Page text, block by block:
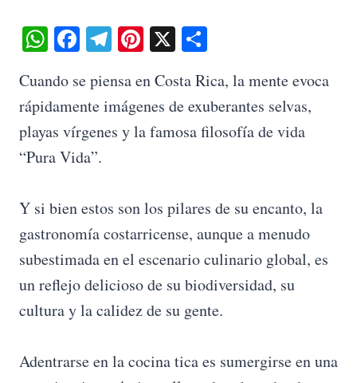
W
ha
ts
A
pp
Fa
ce
bo
ok
Te
le
gr
a
m
Pi
nt
er
es
t
X
m
pa
rti
Cuando se piensa en Costa Rica, la mente evoca
rápidamente imágenes de exuberantes selvas,
playas vírgenes y la famosa filosofía de vida
“Pura Vida”.
Y si bien estos son los pilares de su encanto, la
gastronomía costarricense, aunque a menudo
subestimada en el escenario culinario global, es
un reflejo delicioso de su biodiversidad, su
cultura y la calidez de su gente.
Adentrarse en la cocina tica es sumergirse en una